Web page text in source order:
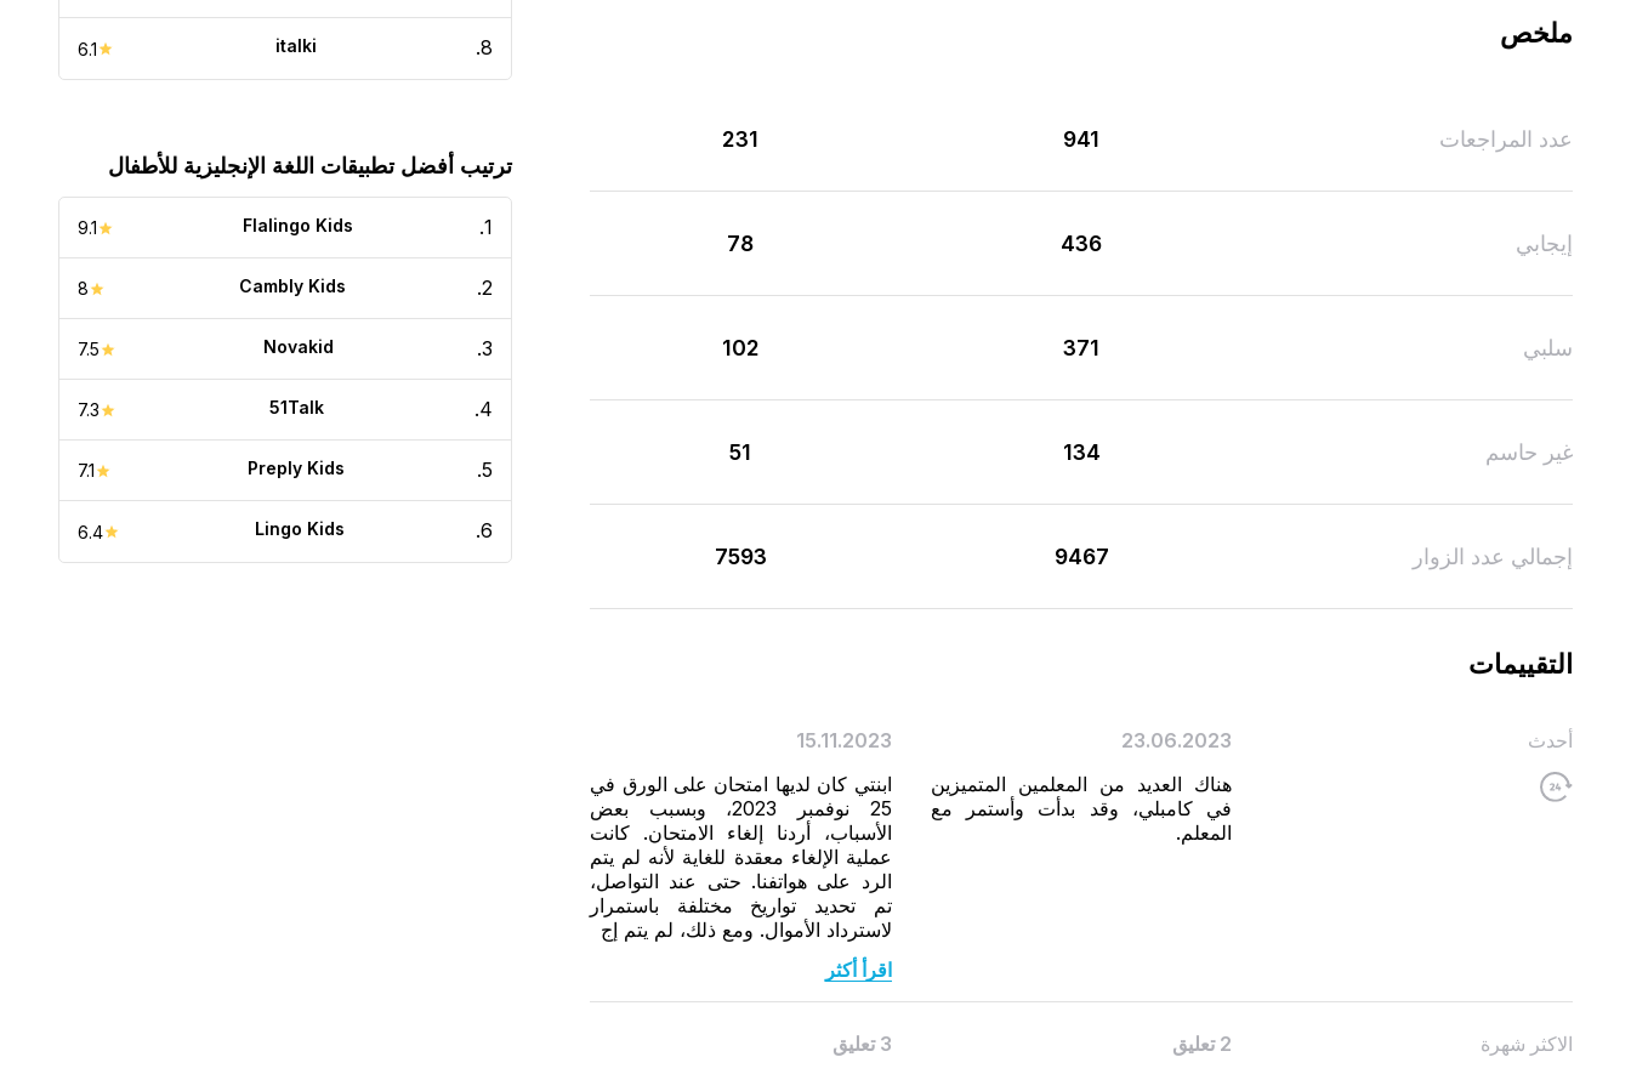
ملخص
عدد المراجعات 941
231
إيجابي 436
78
سلبي 371
102
غير حاسم 134
51
إجمالي عدد الزوار 9467
7593
التقييمات
أحدث
23.06.2023
هناك العديد من المعلمين المتميزين
في كامبلي، وقد بدأت وأستمر مع
المعلم.
15.11.2023
ابنتي كان لديها امتحان على الورق في
25 نوفمبر 2023، وبسبب بعض
الأسباب، أردنا إلغاء الامتحان. كانت
عملية الإلغاء معقدة للغاية لأنه لم يتم
الرد على هواتفنا. حتى عند التواصل،
تم تحديد تواريخ مختلفة باستمرار
لاسترداد الأموال. ومع ذلك، لم يتم إج
اقرأ أكثر
الاكثر شهرة
2 تعليق
3 تعليق
8
.
italki
6.1
ترتيب أفضل تطبيقات اللغة الإنجليزية للأطفال
1
.
Flalingo Kids
9.1
2
.
Cambly Kids
8
3
.
Novakid
7.5
4
.
51Talk
7.3
5
.
Preply Kids
7.1
6
.
Lingo Kids
6.4